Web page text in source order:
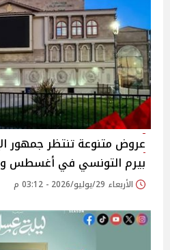
عروض متنوعة تنتظر جمهور
بيرم التونسي في أغسطس
الأربعاء 29/يوليو/2026 - 03:12 م